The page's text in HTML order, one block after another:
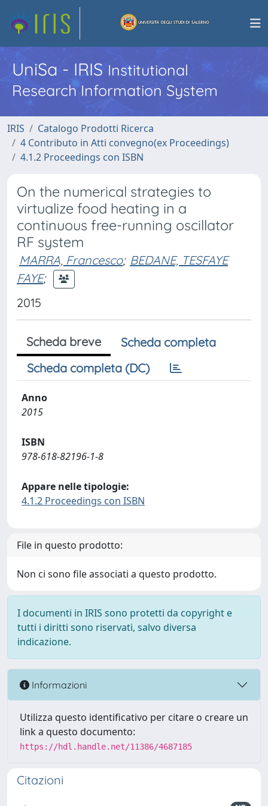
UniSa - IRISInstitutional
Research Information System
IRIS
Catalogo Prodotti Ricerca
4 Contributo in Atti convegno(ex Proceedings)
4.1.2 Proceedings con ISBN
On the numerical strategies to
virtualize food heating in a
continuous free-running oscillator
RF system
MARRA, Francesco; BEDANE, TESFAYE
FAYE;
2015
Scheda breve
Scheda completa
Scheda completa (DC)
Anno
2015
ISBN
978-618-82196-1-8
Appare nelle tipologie:
4.1.2 Proceedings con ISBN
File in questo prodotto:
Non ci sono file associati a questo prodotto.
I documenti in IRIS sono protetti da copyright e
tutti i diritti sono riservati, salvo diversa
indicazione.
Informazioni
Utilizza questo identificativo per citare o creare un
link a questo documento:
https://hdl.handle.net/11386/4687185
Citazioni